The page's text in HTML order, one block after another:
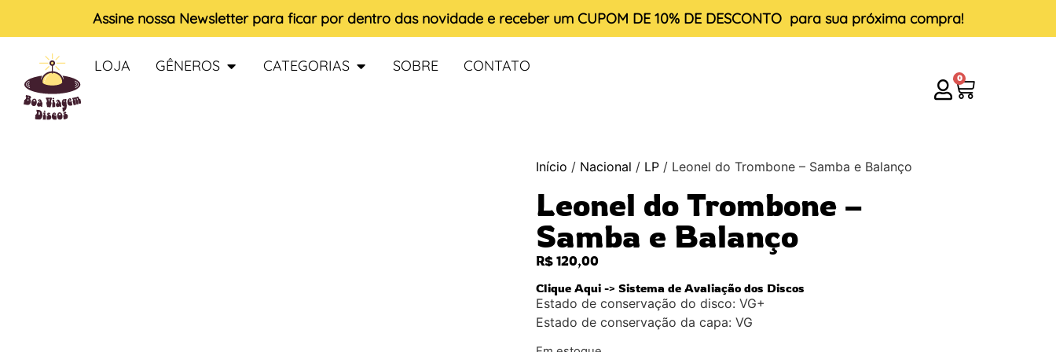
Assine nossa Newsletter para ficar por dentro das novidade e receber um CUPOM DE 10% DE DESCONTO para sua próxima compra!
LOJA GÊNEROS CATEGORIAS SOBRE CONTATO
0
Início / Nacional / LP / Leonel do Trombone – Samba e Balanço
Leonel do Trombone –
Samba e Balanço
R$ 120,00
Clique Aqui -> Sistema de Avaliação dos Discos
Estado de conservação do disco: VG+
Estado de conservação da capa: VG